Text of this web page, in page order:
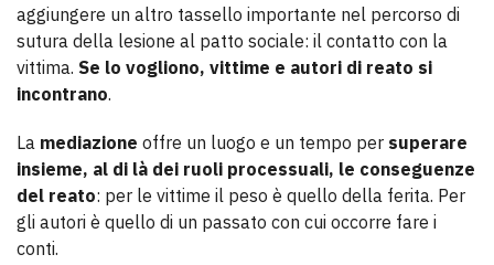
aggiungere un altro tassello importante nel percorso di
sutura della lesione al patto sociale: il contatto con la
vittima. Se lo vogliono, vittime e autori di reato si
incontrano.
La mediazione offre un luogo e un tempo per superare
insieme, al di là dei ruoli processuali, le conseguenze
del reato: per le vittime il peso è quello della ferita. Per
gli autori è quello di un passato con cui occorre fare i
conti.